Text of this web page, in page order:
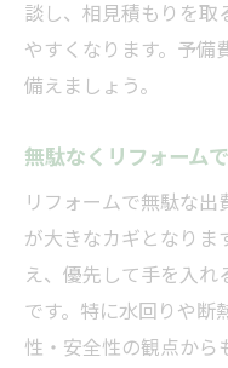
談し、相見積もりを
やすくなります。予備
備えましょう。
無駄なくリフォーム
リフォームで無駄な
が大きなカギとなりま
え、優先して手を入
です。特に水回りや断
性・安全性の観点から